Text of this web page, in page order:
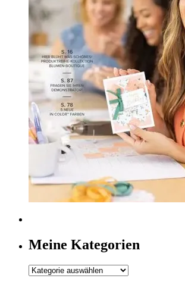
Meine Kategorien
Meine